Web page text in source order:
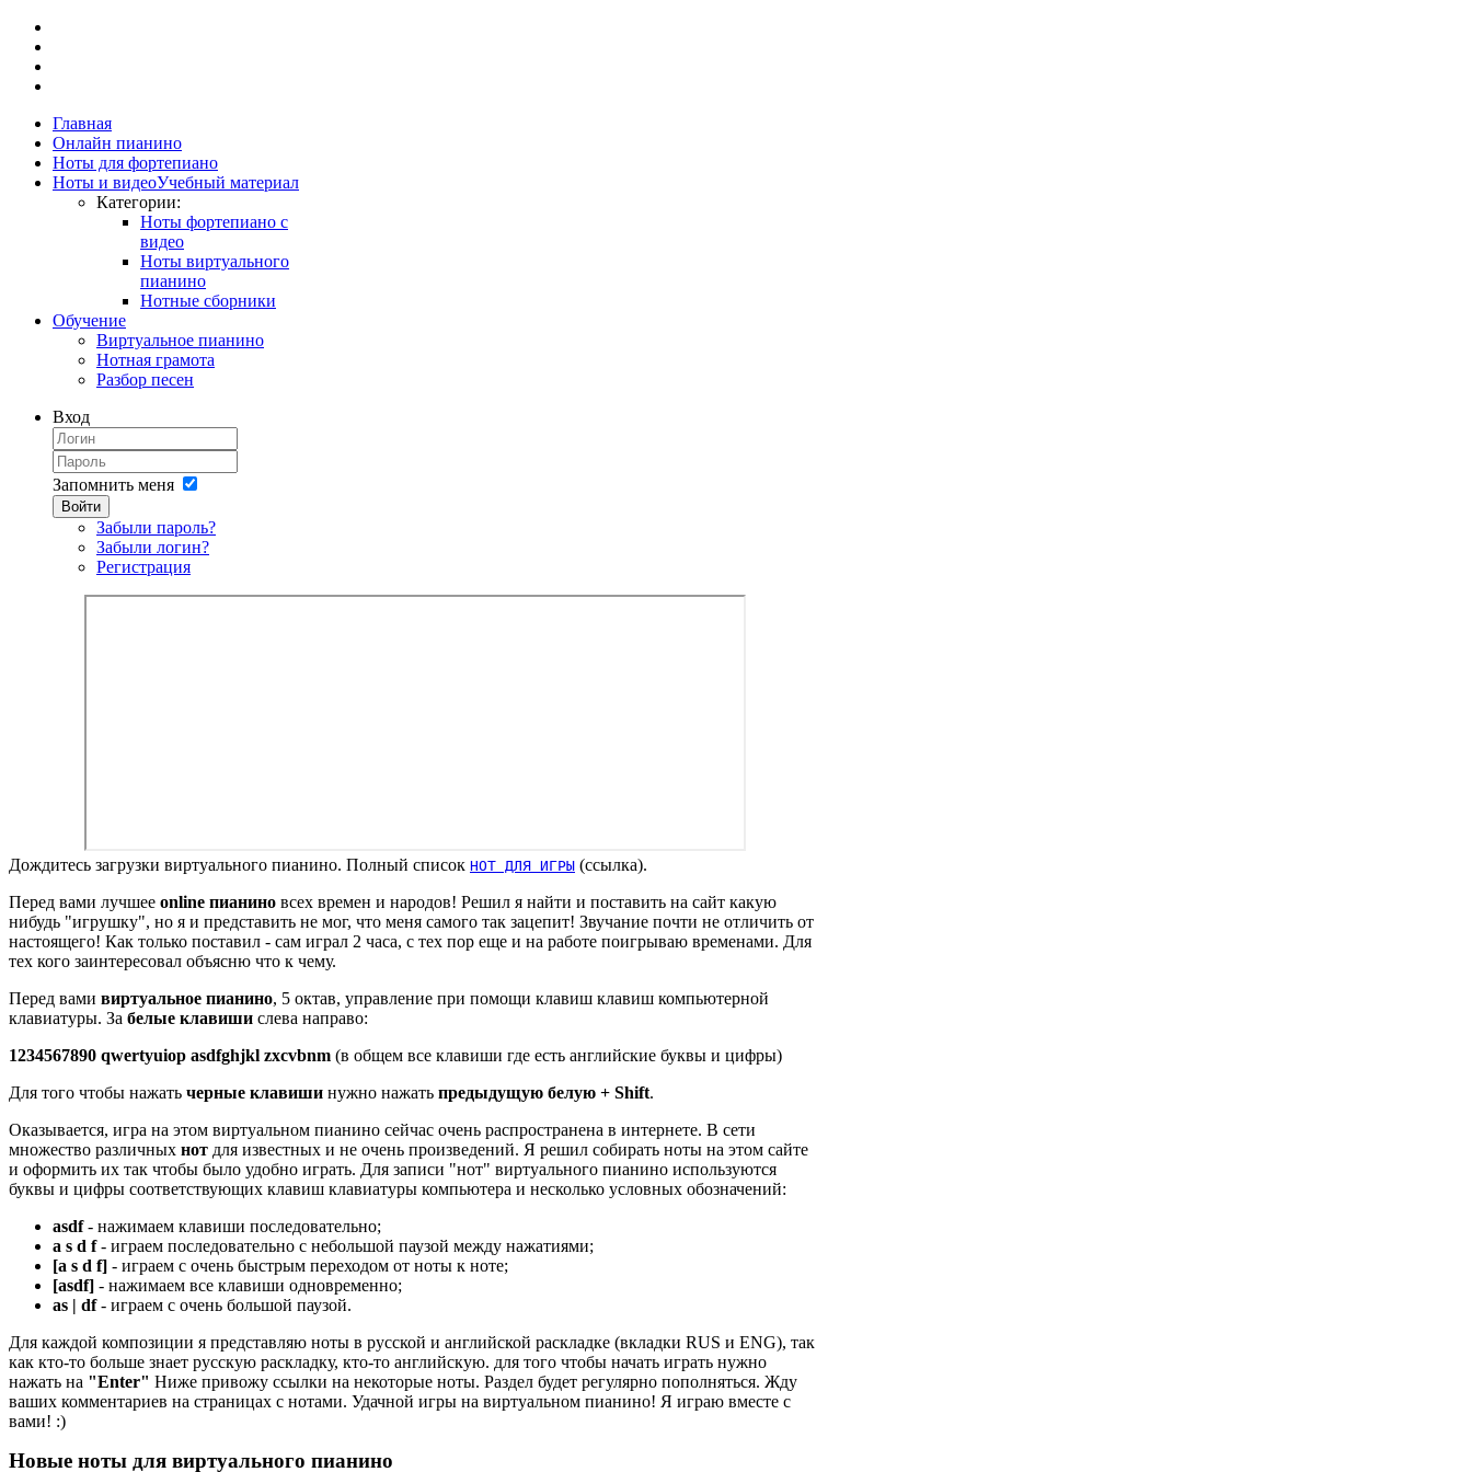
Главная
Онлайн пианино
Ноты для фортепиано
Ноты и видеоУчебный материал
Категории:
Ноты фортепиано с
видео
Ноты виртуального
пианино
Нотные сборники
Обучение
Виртуальное пианино
Нотная грамота
Разбор песен
Вход
Запомнить меня
Войти
Забыли пароль?
Забыли логин?
Регистрация
Дождитесь загрузки виртуального пианино. Полный список НОТ ДЛЯ ИГРЫ (ссылка).
Перед вами лучшее online пианино всех времен и народов! Решил я найти и поставить на сайт какую
нибудь "игрушку", но я и представить не мог, что меня самого так зацепит! Звучание почти не отличить от
настоящего! Как только поставил - сам играл 2 часа, с тех пор еще и на работе поигрываю временами. Для
тех кого заинтересовал объясню что к чему.
Перед вами виртуальное пианино, 5 октав, управление при помощи клавиш клавиш компьютерной
клавиатуры. За белые клавиши слева направо:
1234567890 qwertyuiop asdfghjkl zxcvbnm (в общем все клавиши где есть английские буквы и цифры)
Для того чтобы нажать черные клавиши нужно нажать предыдущую белую + Shift.
Оказывается, игра на этом виртуальном пианино сейчас очень распространена в интернете. В сети
множество различных нот для известных и не очень произведений. Я решил собирать ноты на этом сайте
и оформить их так чтобы было удобно играть. Для записи "нот" виртуального пианино используются
буквы и цифры соответствующих клавиш клавиатуры компьютера и несколько условных обозначений:
asdf- нажимаем клавиши последовательно;
a s d f- играем последовательно с небольшой паузой между нажатиями;
[a s d f] - играем с очень быстрым переходом от ноты к ноте;
[asdf] - нажимаем все клавиши одновременно;
as | df- играем с очень большой паузой.
Для каждой композиции я представляю ноты в русской и английской раскладке (вкладки RUS и ENG), так
как кто-то больше знает русскую раскладку, кто-то английскую. для того чтобы начать играть нужно
нажать на "Enter" Ниже привожу ссылки на некоторые ноты. Раздел будет регулярно пополняться. Жду
ваших комментариев на страницах с нотами. Удачной игры на виртуальном пианино! Я играю вместе с
вами! :)
Новые ноты для виртуального пианино